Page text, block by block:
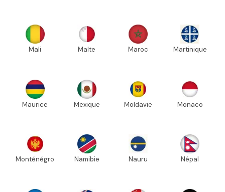
Mali Malte Maroc Martinique
Maurice Mexique Moldavie Monaco
Monténégro Namibie Nauru Népal